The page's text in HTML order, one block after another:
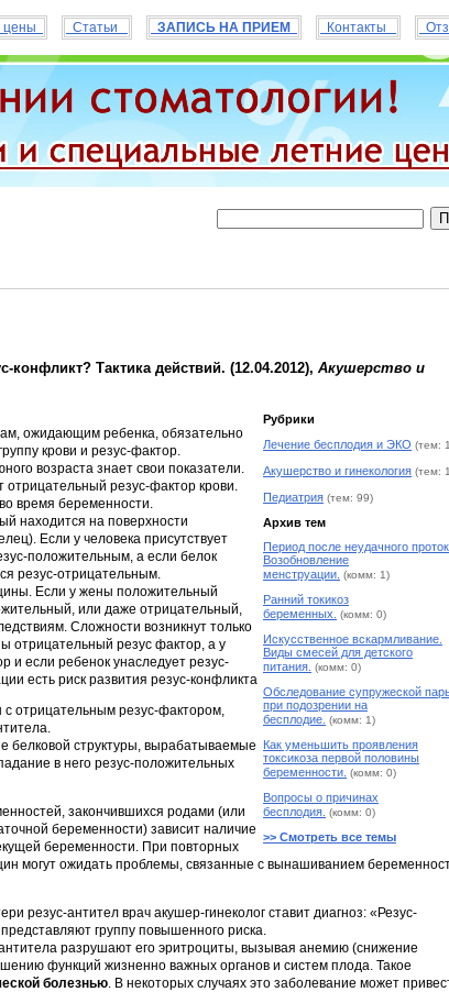
цены Статьи ЗАПИСЬ НА ПРИЕМ Контакты
конфликт? Тактика действий. (12.04.2012), Акушерство и
Рубрики
Лечение бесплодия и ЭКО (тем:
Акушерство и гинекология (тем:
Педиатрия (тем: 99)
Архив тем
Период после неудачного
Возобновление
менструации. (комм: 1)
Ранний токикоз
беременных.
(комм: 0)
Искусственное вскармливание.
Виды смесей для детского
питания. (комм: 0)
Обследование супружеской
при подозрении на
бесплодие. (комм: 1)
Как уменьшить проявления
токсикоза первой половины
беременности. (комм: 0)
Вопросы о причинах
бесплодия. (комм: 0)
>> Смотреть все темы
ожидающим ребенка, обязательно
крови и резус-фактор.
возраста знает свои показатели.
резус-фактор крови.
время беременности.
находится на поверхности
Если у человека присутствует
положительным, а если белок
резус-отрицательным.
Если у жены положительный
или даже отрицательный,
Сложности возникнут только
отрицательный резус фактор, а у
и если ребенок унаследует резус-
есть риск развития резус-конфликта
отрицательным резус-фактором,
белковой структуры, вырабатываемые
в него резус-положительных
закончившихся родами (или
беременности) зависит наличие
беременности. При повторных
могут ожидать проблемы, связанные с вынашиванием
резус-антител врач акушер-гинеколог ставит диагноз: «Резус-
группу повышенного риска.
разрушают его эритроциты, вызывая анемию (снижение
функций жизненно важных органов и систем плода. Такое
болезнью. В некоторых случаях это заболевание может